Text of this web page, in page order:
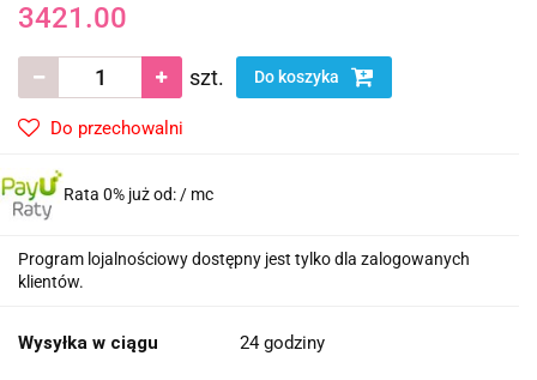
3421.00
szt. Do koszyka
Do przechowalni
Rata 0% już od:/ mc
Program lojalnościowy dostępny jest tylko dla zalogowanych
klientów.
Wysyłka w ciągu 24 godziny